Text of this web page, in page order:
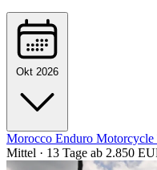
Okt 2026
Morocco Enduro Motorcycle
Mittel · 13 Tage ab 2.850